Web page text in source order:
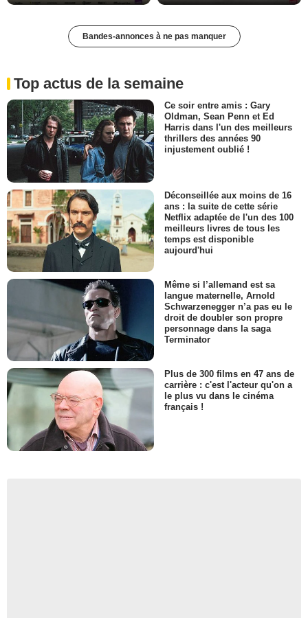
Bandes-annonces à ne pas manquer
Top actus de la semaine
Ce soir entre amis : Gary
Oldman, Sean Penn et Ed
Harris dans l'un des meilleurs
thrillers des années 90
injustement oublié !
Déconseillée aux moins de 16
ans : la suite de cette série
Netflix adaptée de l'un des 100
meilleurs livres de tous les
temps est disponible
aujourd'hui
Même si l’allemand est sa
langue maternelle, Arnold
Schwarzenegger n’a pas eu le
droit de doubler son propre
personnage dans la saga
Terminator
Plus de 300 films en 47 ans de
carrière : c'est l'acteur qu'on a
le plus vu dans le cinéma
français !